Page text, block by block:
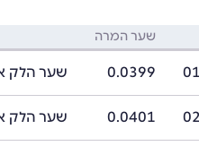
שער המרה
0.0399 שער הלק אלבני
0.0401 שער הלק אלבני